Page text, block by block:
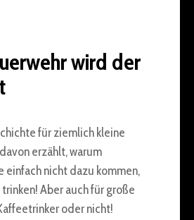
wird der
für ziemlich kleine
erzählt, warum
einfach nicht dazu kommen,
Aber auch für große
oder nicht!